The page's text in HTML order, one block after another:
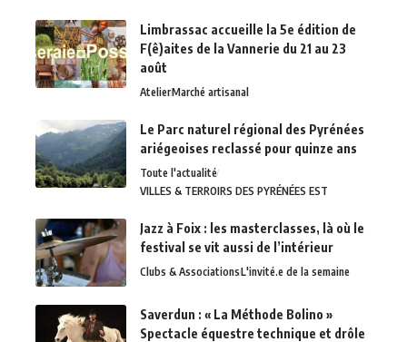
Limbrassac accueille la 5e édition de
F(ê)aites de la Vannerie du 21 au 23
août
AtelierMarché artisanal
Le Parc naturel régional des Pyrénées
ariégeoises reclassé pour quinze ans
Toute l'actualité
VILLES & TERROIRS DES PYRÉNÉES EST
Jazz à Foix : les masterclasses, là où le
festival se vit aussi de l’intérieur
Clubs & AssociationsL'invité.e de la semaine
Saverdun : « La Méthode Bolino »
Spectacle équestre technique et drôle